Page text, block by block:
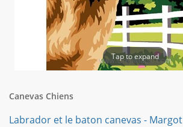
Tap to expand
Canevas Chiens
Labrador et le baton canevas - Margot